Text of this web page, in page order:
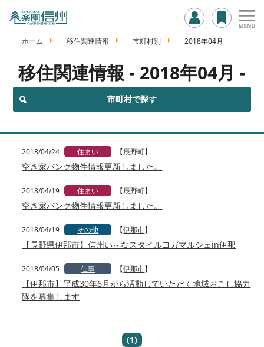
ホーム 移住関連情報 市町村別 2018年04月
移住関連情報 - 2018年04月 -
市町村で探す
2018/04/24 住まい 【辰野町】
空き家バンク物件情報更新しました。
2018/04/19 住まい 【辰野町】
空き家バンク物件情報更新しました。
2018/04/19 その他 【伊那市】
【長野県伊那市】信州い～なスタイルヨガマルシェin伊那
2018/04/05 仕事 【伊那市】
【伊那市】平成30年6月から活動していただく地域おこし協力
隊を募集します
(1)